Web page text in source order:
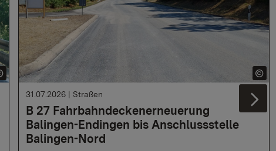
B 27 Fahrbahndeckenerneuerung
Balingen-Endingen bis Anschlussstelle
Balingen-Nord
31.07.2026 | Straßen